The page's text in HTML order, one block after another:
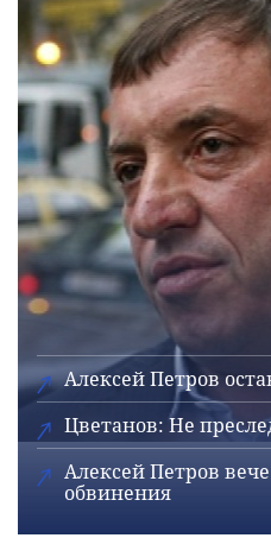
Алексей Петров
Цветанов: Не
Алексей Петров
обвинения